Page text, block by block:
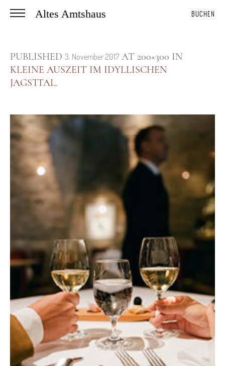
Altes Amtshaus BUCHEN
PUBLISHED 3. November 2017 AT 200×300 IN
KLEINE AUSZEIT IM IDYLLISCHEN
JAGSTTAL.